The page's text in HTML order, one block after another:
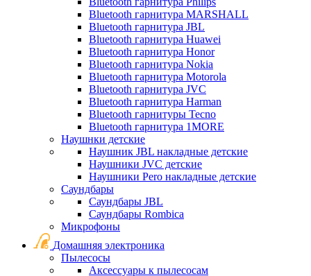
Bluetooth гарнитура MARSHALL
Bluetooth гарнитура JBL
Bluetooth гарнитура Huawei
Bluetooth гарнитура Honor
Bluetooth гарнитура Nokia
Bluetooth гарнитура Motorola
Bluetooth гарнитура JVC
Bluetooth гарнитура Harman
Bluetooth гарнитуры Tecno
Bluetooth гарнитура 1MORE
Наушнки детские
Наушник JBL накладные детские
Наушники JVC детские
Наушники Pero накладные детские
Саундбары
Саундбары JBL
Саундбары Rombica
Микрофоны
Домашняя электроника
Пылесосы
Аксессуары к пылесосам